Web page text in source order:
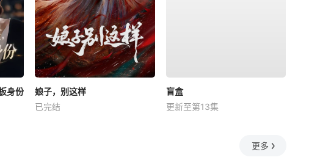
身份
娘子，别这样
已完结
盲盒
更新至第13集
更多